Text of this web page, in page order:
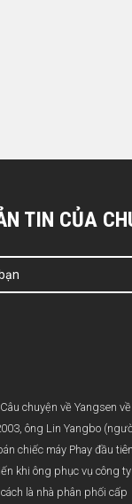
TIN CỦA
chuyện về Yangsen về
ông Lin Yangbo
chiếc máy Phay đầu tiên
khi ông phục vụ công
là nhà phân phối cấp